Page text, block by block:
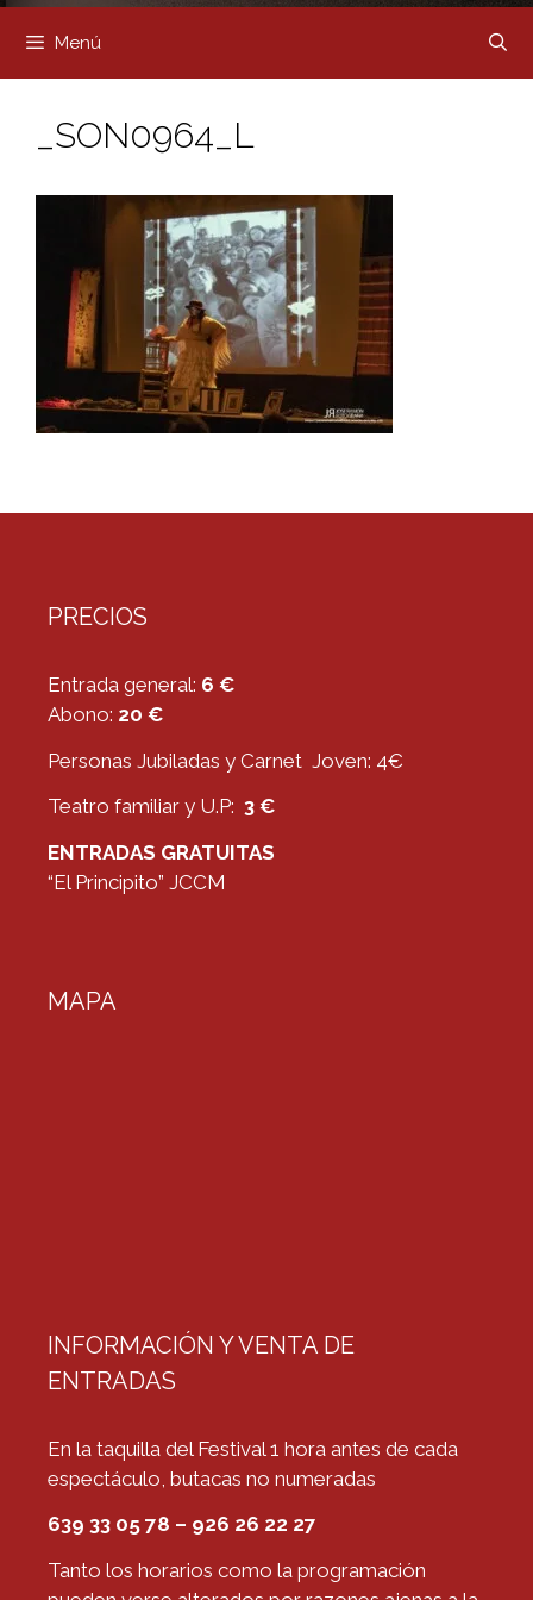
Menú
_SON0964_L
PRECIOS
Entrada general: 6 €
Abono: 20 €
Personas Jubiladas y Carnet Joven: 4€
Teatro familiar y U.P: 3 €
ENTRADAS GRATUITAS
“El Principito” JCCM
MAPA
INFORMACIÓN Y VENTA DE
ENTRADAS
En la taquilla del Festival 1 hora antes de cada
espectáculo, butacas no numeradas
639 33 05 78 – 926 26 22 27
Tanto los horarios como la programación